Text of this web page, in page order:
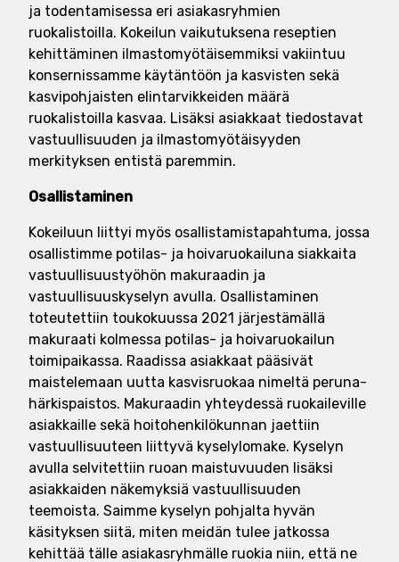
ja todentamisessa eri asiakasryhmien
ruokalistoilla. Kokeilun vaikutuksena reseptien
kehittäminen ilmastomyötäisemmiksi vakiintuu
konsernissamme käytäntöön ja kasvisten sekä
kasvipohjaisten elintarvikkeiden määrä
ruokalistoilla kasvaa. Lisäksi asiakkaat tiedostavat
vastuullisuuden ja ilmastomyötäisyyden
merkityksen entistä paremmin.
Osallistaminen
Kokeiluun liittyi myös osallistamistapahtuma, jossa
osallistimme potilas- ja hoivaruokailuna siakkaita
vastuullisuustyöhön makuraadin ja
vastuullisuuskyselyn avulla. Osallistaminen
toteutettiin toukokuussa 2021 järjestämällä
makuraati kolmessa potilas- ja hoivaruokailun
toimipaikassa. Raadissa asiakkaat pääsivät
maistelemaan uutta kasvisruokaa nimeltä peruna-
härkispaistos. Makuraadin yhteydessä ruokaileville
asiakkaille sekä hoitohenkilökunnan jaettiin
vastuullisuuteen liittyvä kyselylomake. Kyselyn
avulla selvitettiin ruoan maistuvuuden lisäksi
asiakkaiden näkemyksiä vastuullisuuden
teemoista. Saimme kyselyn pohjalta hyvän
käsityksen siitä, miten meidän tulee jatkossa
kehittää tälle asiakasryhmälle ruokia niin, että ne